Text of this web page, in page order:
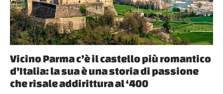
Vicino Parma c’è il castello più romantico
d’Italia: la sua è una storia di passione
che risale addirittura al ‘400